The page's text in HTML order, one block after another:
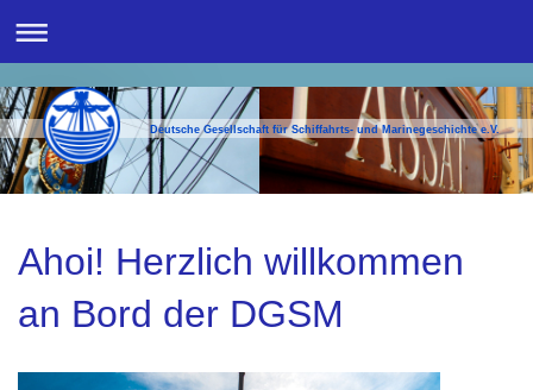
Deutsche Gesellschaft für Schiffahrts- und Marinegeschichte e.V.
Ahoi! Herzlich willkommen
an Bord der DGSM